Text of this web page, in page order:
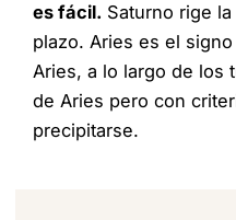
es fácil. Saturno rige
plazo. Aries es el
Aries, a lo largo de los
de Aries pero con
precipitarse.